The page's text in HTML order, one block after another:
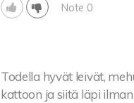
Note 0
Todella hyvät leivät,
kattoon ja siitä läpi